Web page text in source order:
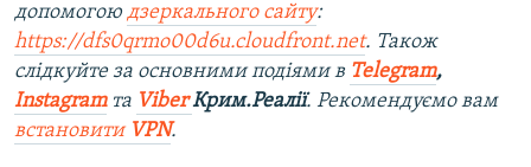
допомогою дзеркального сайту:
https://dfs0qrmo00d6u.cloudfront.net. Також
слідкуйте за основними подіями в Telegram,
Instagramта ViberКрим.Реалії. Рекомендуємо вам
встановити VPN.